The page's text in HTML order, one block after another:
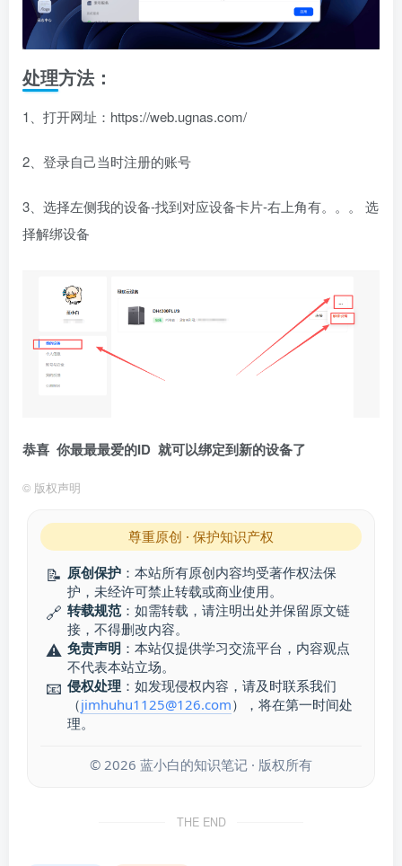
处理方法：
1、打开网址：https://web.ugnas.com/
2、登录自己当时注册的账号
3、选择左侧我的设备-找到对应设备卡片-右上角有。。。 选
择解绑设备
恭喜 你最最最爱的ID 就可以绑定到新的设备了
© 版权声明
尊重原创 · 保护知识产权
📝 原创保护 ：本站所有原创内容均受著作权法保
护，未经许可禁止转载或商业使用。
🔗 转载规范：如需转载，请注明出处并保留原文链
接，不得删改内容。
⚠️ 免责声明 ：本站仅提供学习交流平台，内容观点
不代表本站立场。
📧 侵权处理 ：如发现侵权内容，请及时联系我们
（jimhuhu1125@126.com），将在第一时间处
理。
© 2026 蓝小白的知识笔记 · 版权所有
THE END